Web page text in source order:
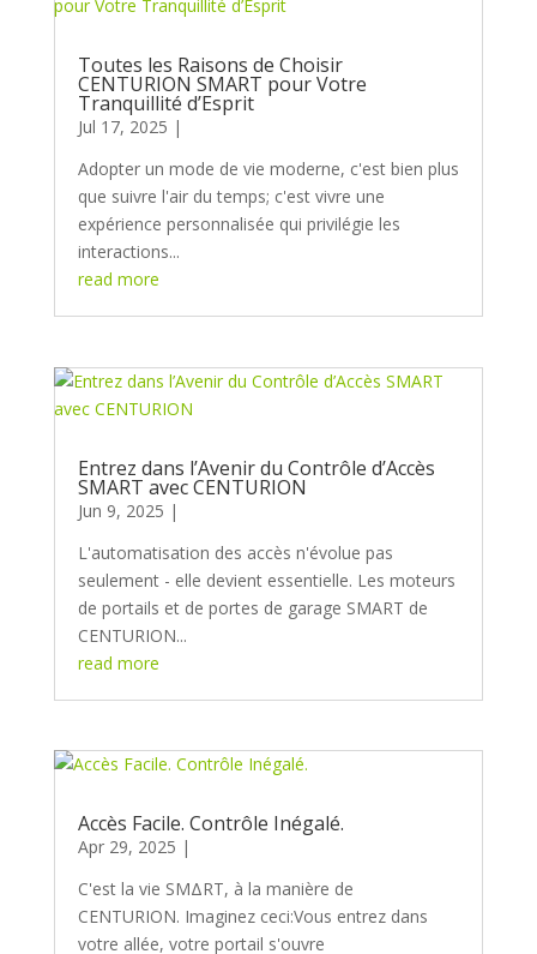
Toutes les Raisons de Choisir
CENTURION SMART pour Votre
Tranquillité d’Esprit
Jul 17, 2025
Adopter un mode de vie moderne, c'est bien plus
que suivre l'air du temps; c'est vivre une
expérience personnalisée qui privilégie les
interactions...
read more
Entrez dans l’Avenir du Contrôle d’Accès
SMART avec CENTURION
Jun 9, 2025
L'automatisation des accès n'évolue pas
seulement - elle devient essentielle. Les moteurs
de portails et de portes de garage SMART de
CENTURION...
read more
Accès Facile. Contrôle Inégalé.
Apr 29, 2025
C'est la vie SMΔRT, à la manière de
CENTURION. Imaginez ceci:Vous entrez dans
votre allée, votre portail s'ouvre